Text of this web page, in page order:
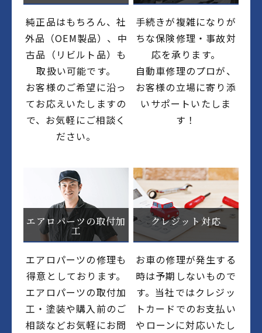
純正品はもちろん、社
外品（OEM製品）、中
古品（リビルト品）も
取扱い可能です。
お客様のご希望に沿っ
てお応えいたしますの
で、お気軽にご相談く
ださい。
手続きが複雑になりが
ちな保険修理・事故対
応を承ります。
自動車修理のプロが、
お客様の立場に寄り添
いサポートいたしま
す！
エアロパーツの取付加
工
エアロパーツの修理も
得意としております。
エアロパーツの取付加
工・塗装や購入前のご
相談などお気軽にお問
クレジット対応
お車の修理が発生する
時は予期しないもので
す。当社ではクレジッ
トカードでのお支払い
やローンに対応いたし